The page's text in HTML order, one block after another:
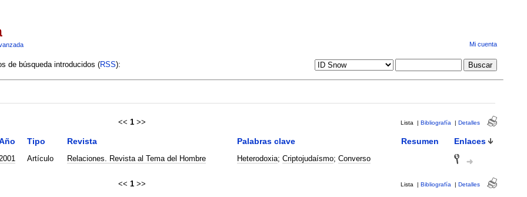
Mi cuenta
de búsqueda introducidos (RSS):
<< 1 >> Lista | Bibliografía | Detalles
Tipo Revista Palabras clave Resumen Enlaces
2001 Artículo Relaciones. Revista al Tema del Hombre Heterodoxia; Criptojudaísmo; Converso
<< 1 >> Lista | Bibliografía | Detalles